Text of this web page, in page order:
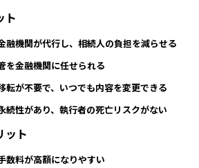
ト
融機関が代行し、相続人の負担を減らせる
を金融機関に任せられる
転が不要で、いつでも内容を変更できる
続性があり、執行者の死亡リスクがない
ット
数料が高額になりやすい